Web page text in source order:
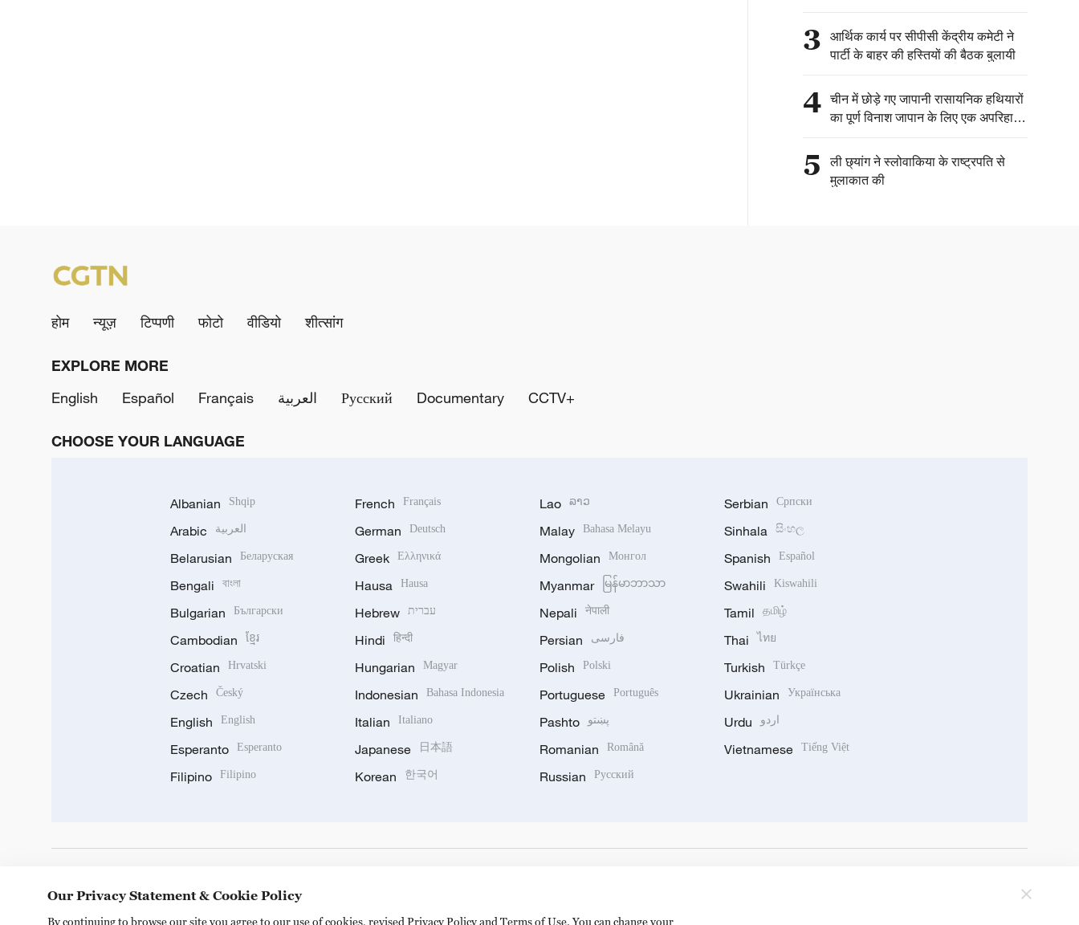
चीनी विदेश मंत्रालय
3
आर्थिक कार्य पर सीपीसी केंद्रीय कमेटी ने
पार्टी के बाहर की हस्तियों की बैठक बुलायी
4
चीन में छोड़े गए जापानी रासायनिक हथियारों
का पूर्ण विनाश जापान के लिए एक अपरिहार्य
ऐतिहासिक, राजनीतिक और कानूनी
जिम्मेदारी है：चीनी विदेश मंत्रालय
5
ली छ्यांग ने स्लोवाकिया के राष्ट्रपति से
मुलाकात की
होम न्यूज़ टिप्पणी फोटो वीडियो शीत्सांग
EXPLORE MORE
English
Español Français العربية Русский Documentary CCTV+
CHOOSE YOUR LANGUAGE
Albanian Shqip
Arabic العربية
Belarusian Беларуская
Bengali বাংলা
Bulgarian Български
Cambodian ខ្មែរ
Croatian Hrvatski
Czech Český
English English
Esperanto Esperanto
Filipino Filipino
French Français
German Deutsch
Greek Ελληνικά
Hausa Hausa
Hebrew עברית
Hindi हिन्दी
Hungarian Magyar
Indonesian Bahasa Indonesia
Italian Italiano
Japanese 日本語
Korean 한국어
Lao ລາວ
Malay Bahasa Melayu
Mongolian Монгол
Myanmar မြန်မာဘာသာ
Nepali नेपाली
Persian فارسی
Polish Polski
Portuguese Português
Pashto پښتو
Romanian Română
Russian Русский
Serbian Српски
Sinhala සිංහල
Spanish Español
Swahili Kiswahili
Tamil தமிழ்
Thai ไทย
Turkish Türkçe
Ukrainian Українська
Urdu اردو
Vietnamese Tiếng Việt
Our Privacy Statement & Cookie Policy
By continuing to browse our site you agree to our use of cookies, revised Privacy Policy and Terms of Use. You can change your